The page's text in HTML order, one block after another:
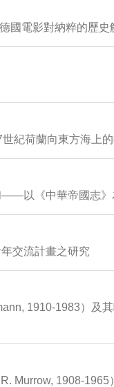
國電影對納粹的歷史
紀荷蘭向東方海上
——以《中華帝國志》
交流計畫之研究
1910-1983）及
Murrow, 1908-1965